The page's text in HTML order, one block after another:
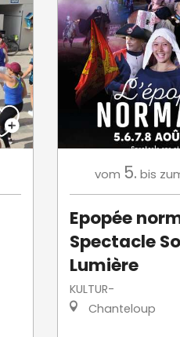
vom 5. bis
Epopée
Spectacle
Lumière
KULTUR-
Chanteloup